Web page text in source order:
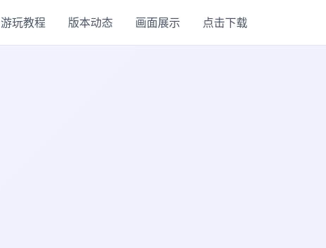
游玩教程 版本动态 画面展示 点击下载